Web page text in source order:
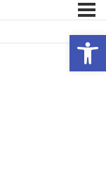
פתח סרגל נגישות